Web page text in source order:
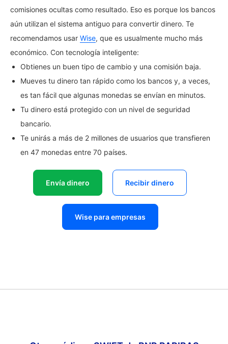
comisiones ocultas como resultado. Eso es porque los bancos
aún utilizan el sistema antiguo para convertir dinero. Te
recomendamos usar Wise, que es usualmente mucho más
económico. Con tecnología inteligente:
Obtienes un buen tipo de cambio y una comisión baja.
Mueves tu dinero tan rápido como los bancos y, a veces,
es tan fácil que algunas monedas se envían en minutos.
Tu dinero está protegido con un nivel de seguridad
bancario.
Te unirás a más de 2 millones de usuarios que transfieren
en 47 monedas entre 70 países.
Envía dinero Recibir dinero
Wise para empresas